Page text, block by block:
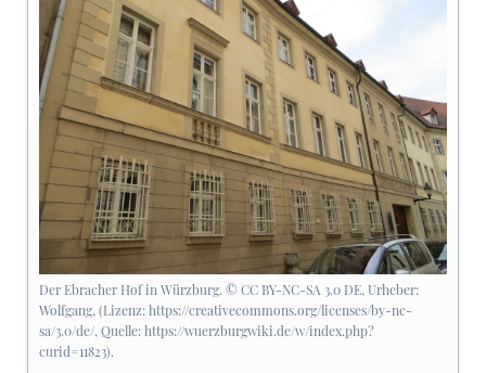
Der Ebracher Hof in Würzburg. © CC BY-NC-SA 3.0 DE, Urheber:
Wolfgang, (Lizenz: https://creativecommons.org/licenses/by-nc-
sa/3.0/de/, Quelle: https://wuerzburgwiki.de/w/index.php?
curid=11823).